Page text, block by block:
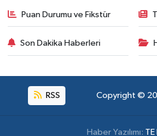
Puan Durumu ve Fikstür
Son Dakika Haberleri
RSS Copyright ©
Haber Yazılımı: TE